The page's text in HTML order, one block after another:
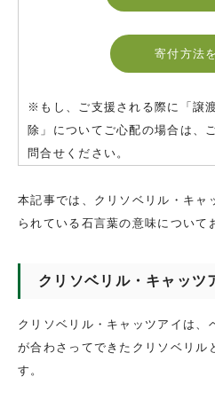
寄付方法
※もし、ご支援される際に「譲
除」についてご心配の場合は、
問合せください。
本記事では、クリソベリル・キャ
られている石言葉の意味について
クリソベリル・キャッツ
クリソベリル・キャッツアイは、
が合わさってできたクリソベリル
す。